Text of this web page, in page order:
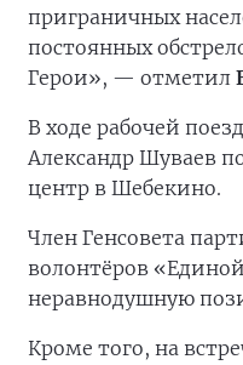
приграничных
постоянных
Герои», — отметил
В ходе рабочей
Александр Шуваев
центр в Шебекино.
Член Генсовета
волонтёров
неравнодушную
Кроме того, на